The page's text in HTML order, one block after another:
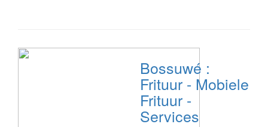
Bossuwé :
Frituur - Mobiele
Frituur -
Services